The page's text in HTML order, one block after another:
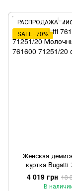
РАСПРОДАЖА
SALE−70%
Женская
куртка Bugatti
71251/20
4 019 грн 13
В